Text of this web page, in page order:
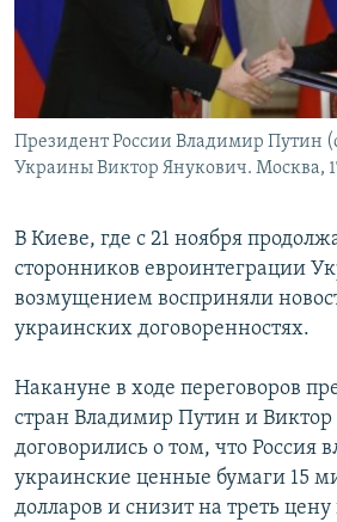
Հայերեն
English
Русский
Президент России Владимир Путин
Украины Виктор Янукович. Москва,
В Киеве, где с 21 ноября
сторонников евроинтеграции
возмущением восприняли
украинских договоренностях.
Накануне в ходе переговоров
стран Владимир Путин и
договорились о том, что Россия
украинские ценные бумаги 15
долларов и снизит на треть цену